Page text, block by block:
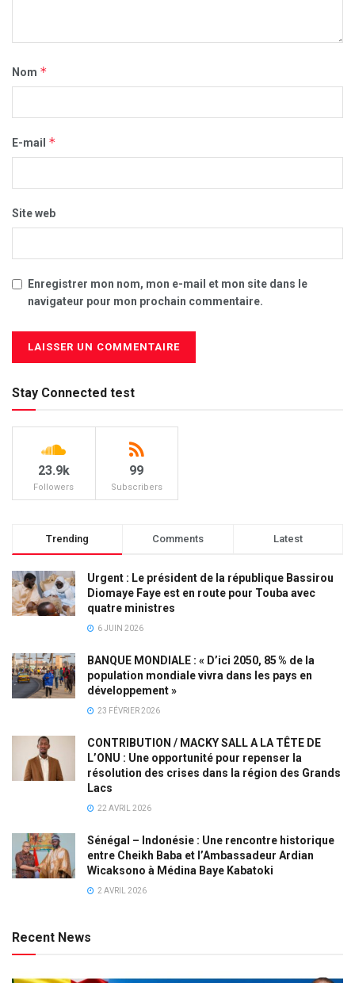
Nom *
E-mail *
Site web
Enregistrer mon nom, mon e-mail et mon site dans le
navigateur pour mon prochain commentaire.
Stay Connected test
23.9k
Followers
99
Subscribers
Trending Comments Latest
Urgent : Le président de la république Bassirou
Diomaye Faye est en route pour Touba avec
quatre ministres
6 JUIN 2026
BANQUE MONDIALE : « D’ici 2050, 85 % de la
population mondiale vivra dans les pays en
développement »
23 FÉVRIER 2026
CONTRIBUTION / MACKY SALL A LA TÊTE DE
L’ONU : Une opportunité pour repenser la
résolution des crises dans la région des Grands
Lacs
22 AVRIL 2026
Sénégal – Indonésie : Une rencontre historique
entre Cheikh Baba et l’Ambassadeur Ardian
Wicaksono à Médina Baye Kabatoki
2 AVRIL 2026
Recent News